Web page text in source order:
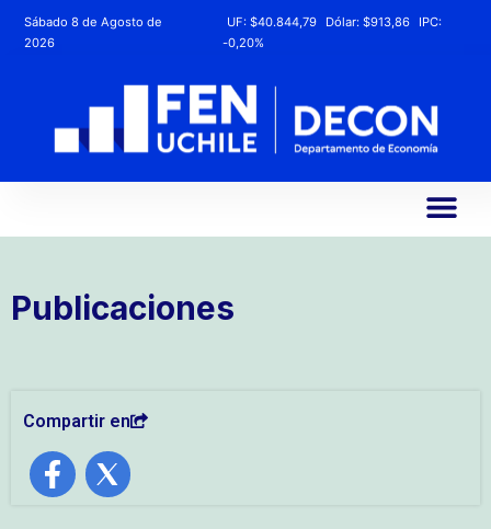
Sábado 8 de Agosto de
2026
UF:$40.844,79 Dólar:$913,86
IPC:
-0,20%
Publicaciones
Compartir en